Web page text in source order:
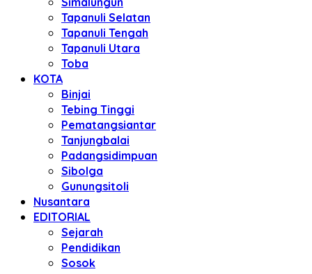
Tapanuli Selatan
Tapanuli Tengah
Tapanuli Utara
Toba
KOTA
Binjai
Tebing Tinggi
Pematangsiantar
Tanjungbalai
Padangsidimpuan
Sibolga
Gunungsitoli
Nusantara
EDITORIAL
Sejarah
Pendidikan
Sosok